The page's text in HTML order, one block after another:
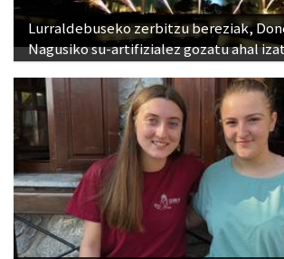
Lurraldebuseko zerbitzu bereziak,
Nagusiko su-artifizialez gozatu ahal